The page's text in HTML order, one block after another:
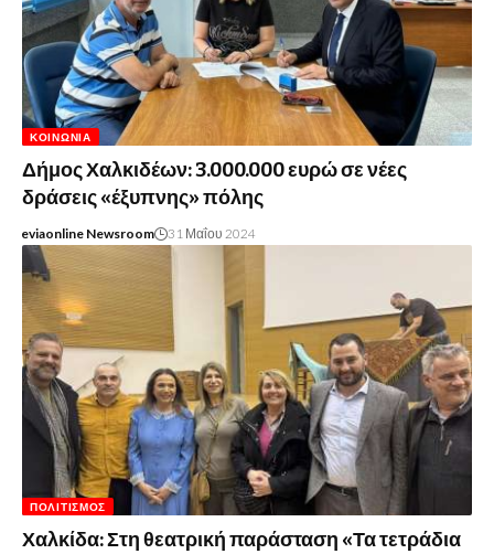
ΚΟΙΝΩΝΊΑ
Δήμος Χαλκιδέων: 3.000.000 ευρώ σε νέες
δράσεις «έξυπνης» πόλης
eviaonline Newsroom 31 Μαΐου 2024
ΠΟΛΙΤΙΣΜΌΣ
Χαλκίδα: Στη θεατρική παράσταση «Τα τετράδια